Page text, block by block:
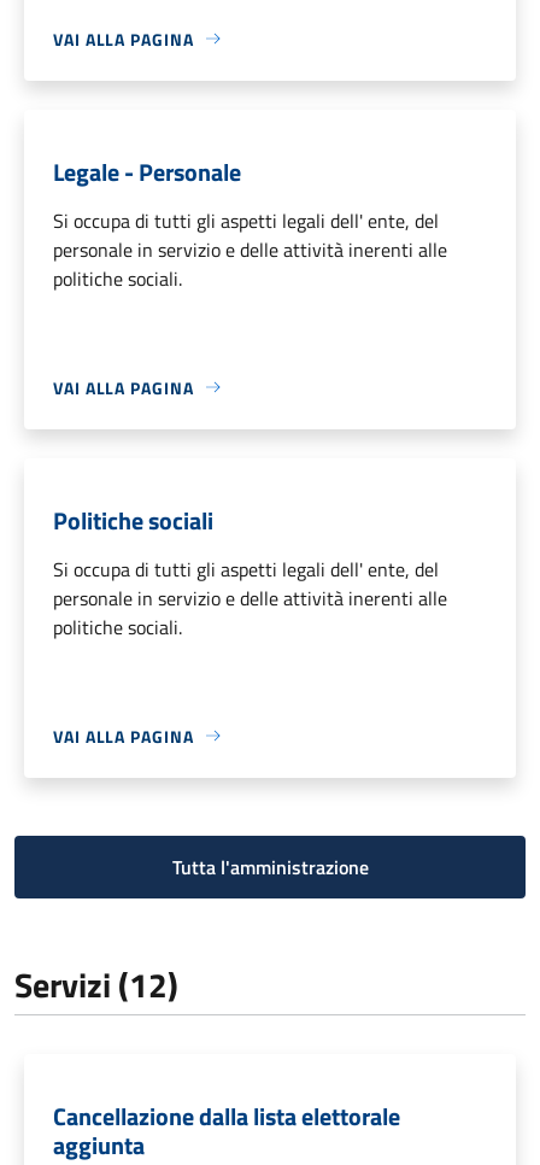
VAI ALLA PAGINA
Legale - Personale
Si occupa di tutti gli aspetti legali dell' ente, del
personale in servizio e delle attività inerenti alle
politiche sociali.
VAI ALLA PAGINA
Politiche sociali
Si occupa di tutti gli aspetti legali dell' ente, del
personale in servizio e delle attività inerenti alle
politiche sociali.
VAI ALLA PAGINA
Tutta l'amministrazione
Servizi (12)
Cancellazione dalla lista elettorale
aggiunta